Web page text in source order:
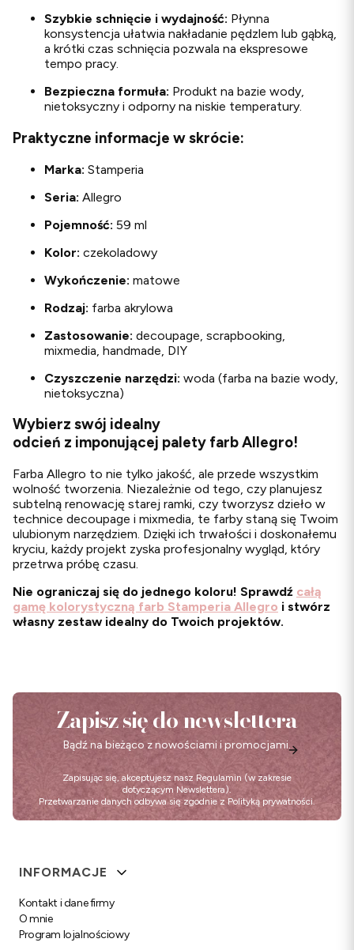
Szybkie schnięcie i wydajność: Płynna
konsystencja ułatwia nakładanie pędzlem lub gąbką,
a krótki czas schnięcia pozwala na ekspresowe
tempo pracy.
Bezpieczna formuła: Produkt na bazie wody,
nietoksyczny i odporny na niskie temperatury.
Praktyczne informacje w skrócie:
Marka: Stamperia
Seria: Allegro
Pojemność: 59 ml
Kolor: czekoladowy
Wykończenie: matowe
Rodzaj: farba akrylowa
Zastosowanie: decoupage, scrapbooking,
mixmedia, handmade, DIY
Czyszczenie narzędzi: woda (farba na bazie wody,
nietoksyczna)
Wybierz swój idealny
odcień z imponującej palety farb Allegro!
Farba Allegro to nie tylko jakość, ale przede wszystkim
wolność tworzenia. Niezależnie od tego, czy planujesz
subtelną renowację starej ramki, czy tworzysz dzieło w
technice decoupage i mixmedia, te farby staną się Twoim
ulubionym narzędziem. Dzięki ich trwałości i doskonałemu
kryciu, każdy projekt zyska profesjonalny wygląd, który
przetrwa próbę czasu.
Nie ograniczaj się do jednego koloru! Sprawdź całą
gamę kolorystyczną farb Stamperia Allegro i stwórz
własny zestaw idealny do Twoich projektów.
Zapisz się do newslettera
Bądź na bieżąco z nowościami i promocjami.
Zapisując się, akceptujesz nasz Regulamin (w zakresie
dotyczącym Newslettera).
Przetwarzanie danych odbywa się zgodnie z Polityką prywatności.
Linki w stopce
INFORMACJE
Kontakt i dane firmy
O mnie
Program lojalnościowy